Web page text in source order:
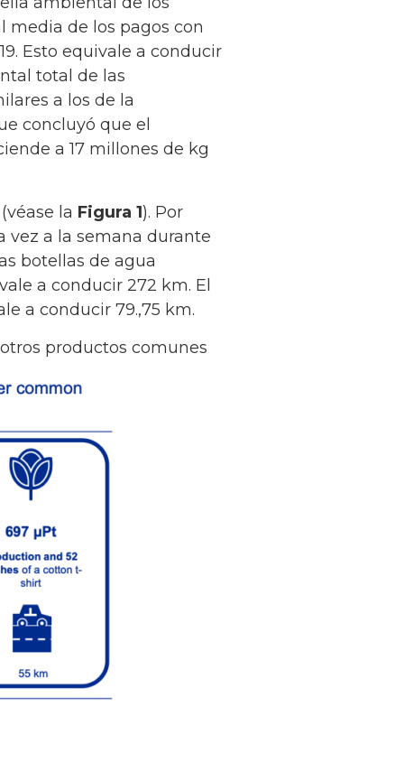
de los pagos con
Esto equivale a conducir
total de las
a los de la
concluyó que el
a 17 millones de kg
la Figura 1). Por
vez a la semana durante
botellas de agua
a conducir 272 km. El
a conducir 79.,75 km.
productos comunes